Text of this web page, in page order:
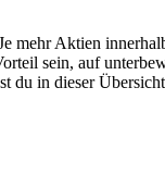
mehr Aktien
sein, auf
du in dieser Übersicht